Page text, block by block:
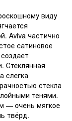
виду
Aviva частично
сатиновое
Стеклянная
слегка
стекла
тенями.
— очень мягкое
твёрд.